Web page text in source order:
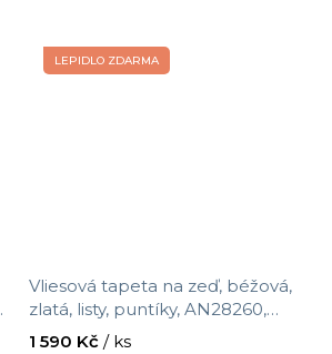
LEPIDLO ZDARMA
Vliesová tapeta na zeď, béžová,
zlatá, listy, puntíky, AN28260,
Antibes, Decoprint, velikost 10,05 x
1 590 Kč / ks